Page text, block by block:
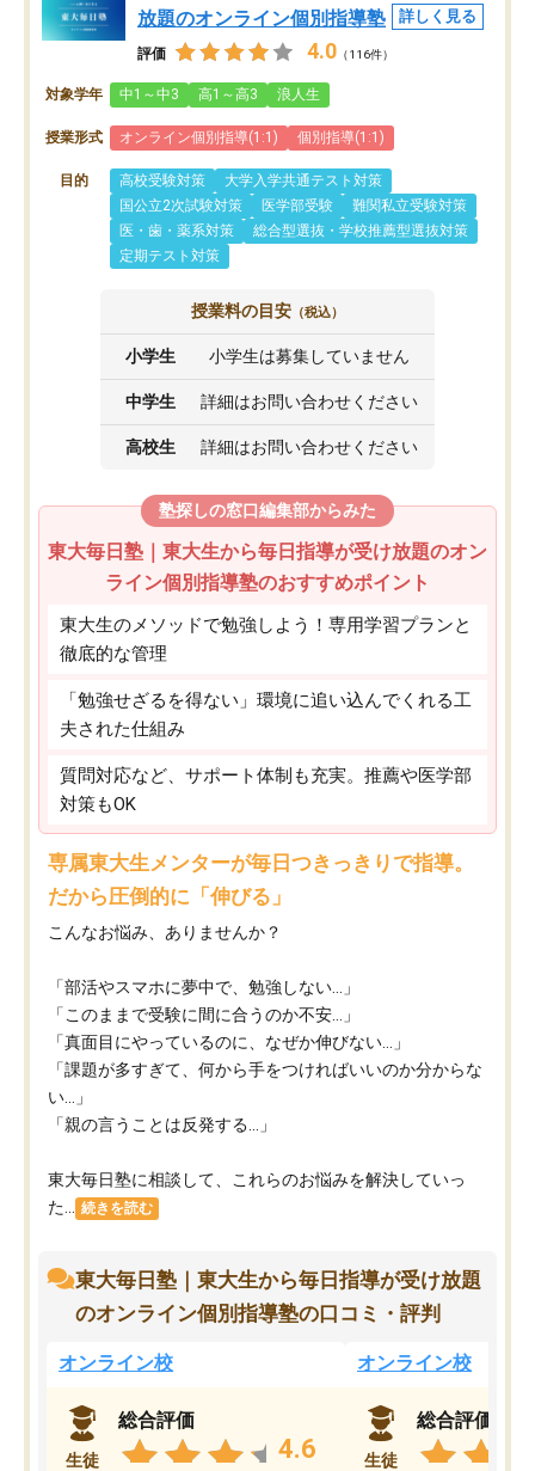
放題のオンライン個別指導塾
詳しく見る
評価 4.0 （116件）
対象学年 中1～中3 高1～高3 浪人生
授業形式 オンライン個別指導(1:1) 個別指導(1:1)
目的 高校受験対策
大学入学共通テスト対策
国公立2次試験対策
医学部受験
難関私立受験対策
医・歯・薬系対策
総合型選抜・学校推薦型選抜対策
定期テスト対策
授業料の目安 （税込）
小学生 小学生は募集していません
中学生 詳細はお問い合わせください
高校生 詳細はお問い合わせください
塾探しの窓口編集部からみた
東大毎日塾｜東大生から毎日指導が受け放題のオン
ライン個別指導塾のおすすめポイント
東大生のメソッドで勉強しよう！専用学習プランと
徹底的な管理
「勉強せざるを得ない」環境に追い込んでくれる工
夫された仕組み
質問対応など、サポート体制も充実。推薦や医学部
対策もOK
専属東大生メンターが毎日つきっきりで指導。
だから圧倒的に「伸びる」
こんなお悩み、ありませんか？
「部活やスマホに夢中で、勉強しない…」
「このままで受験に間に合うのか不安…」
「真面目にやっているのに、なぜか伸びない…」
「課題が多すぎて、何から手をつければいいのか分からな
い…」
「親の言うことは反発する…」
東大毎日塾に相談して、これらのお悩みを解決していっ
た...
続きを読む
東大毎日塾｜東大生から毎日指導が受け放題
のオンライン個別指導塾の口コミ・評判
オンライン校
生徒
総合評価
4.6
オンライン校
生徒
総合評価